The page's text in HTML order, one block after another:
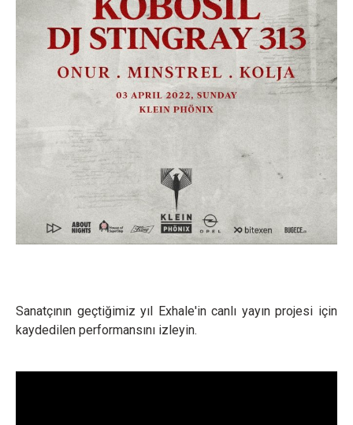
Sanatçının geçtiğimiz yıl Exhale'in canlı yayın projesi için
kaydedilen performansını izleyin.